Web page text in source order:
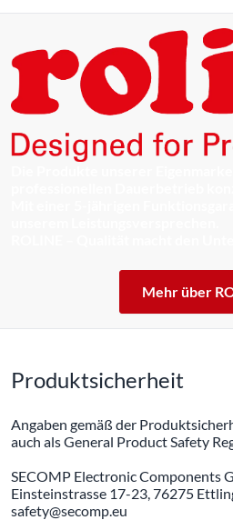
Mehr über
Produktsicherheit
Angaben gemäß der
auch als General Product Safety
SECOMP Electronic Components
Einsteinstrasse 17-23, 76275
safety@secomp.eu